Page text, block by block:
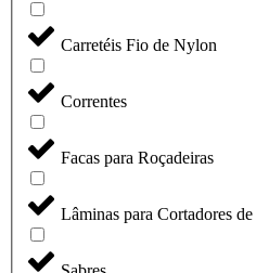
Carretéis Fio de Nylon
Correntes
Facas para Roçadeiras
Lâminas para Cortadores